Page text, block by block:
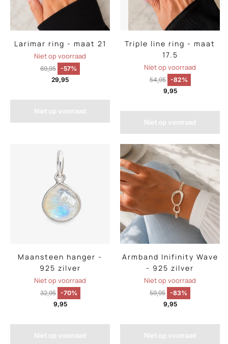
Larimar ring - maat 21
Niet op voorraad
69,95 -57%
29,95
Niet op voorraad
Triple line ring - maat
17.5
Niet op voorraad
54,95
-82%
9,95
Niet op voorraad
Maansteen hanger -
925 zilver
Niet op voorraad
32,95
-70%
9,95
Niet op voorraad
Armband Inifinity Wave
- 925 zilver
Niet op voorraad
59,95 -83%
9,95
Niet op voorraad